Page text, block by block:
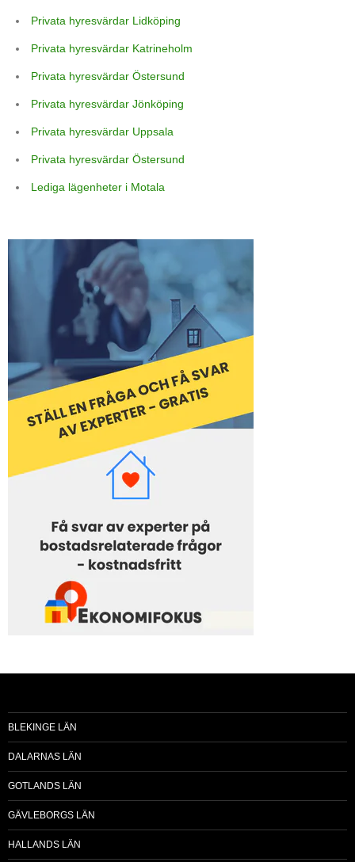
Privata hyresvärdar Lidköping
Privata hyresvärdar Katrineholm
Privata hyresvärdar Östersund
Privata hyresvärdar Jönköping
Privata hyresvärdar Uppsala
Privata hyresvärdar Östersund
Lediga lägenheter i Motala
BLEKINGE LÄN
DALARNAS LÄN
GOTLANDS LÄN
GÄVLEBORGS LÄN
HALLANDS LÄN